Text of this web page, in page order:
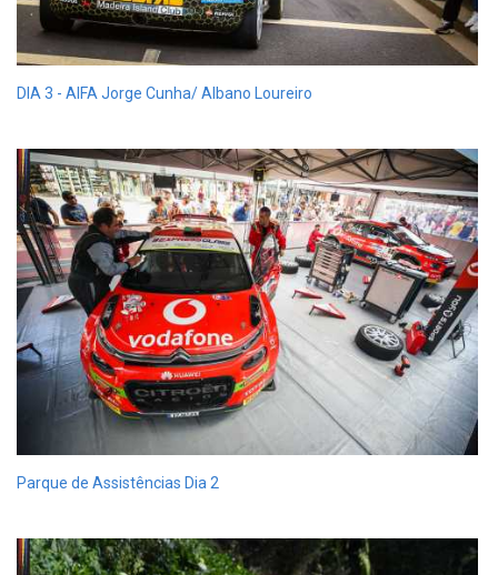
DIA 3 - AIFA Jorge Cunha/ Albano Loureiro
Parque de Assistências Dia 2